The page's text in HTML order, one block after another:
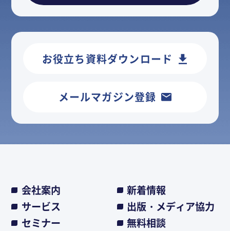
お役立ち資料ダウンロード
メールマガジン登録
会社案内
新着情報
サービス
出版・メディア協力
セミナー
無料相談